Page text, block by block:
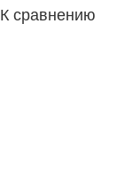
К сравнению